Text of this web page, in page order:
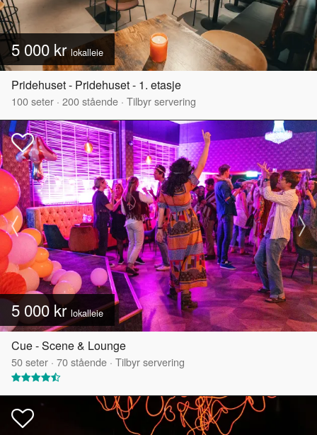
5 000 krlokalleie
Pridehuset - Pridehuset - 1. etasje
100seter · 200stående · Tilbyr servering
5 000 krlokalleie
Cue - Scene & Lounge
50seter · 70stående · Tilbyr servering